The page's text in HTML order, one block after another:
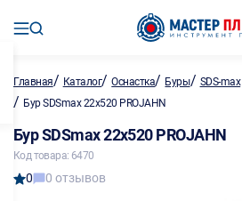
Главная/ Каталог/Оснастка/ Буры/ SDS-max
/ Бур SDSmax 22х520 PROJAHN
Бур SDSmax 22х520 PROJAHN
Код товара: 6470
0 0 отзывов